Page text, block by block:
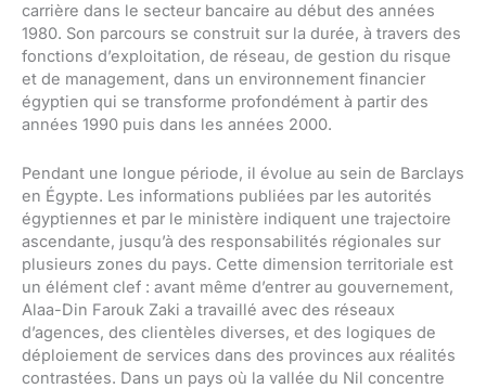
carrière dans le secteur bancaire au début des années
1980. Son parcours se construit sur la durée, à travers des
fonctions d’exploitation, de réseau, de gestion du risque
et de management, dans un environnement financier
égyptien qui se transforme profondément à partir des
années 1990 puis dans les années 2000.
Pendant une longue période, il évolue au sein de Barclays
en Égypte. Les informations publiées par les autorités
égyptiennes et par le ministère indiquent une trajectoire
ascendante, jusqu’à des responsabilités régionales sur
plusieurs zones du pays. Cette dimension territoriale est
un élément clef : avant même d’entrer au gouvernement,
Alaa-Din Farouk Zaki a travaillé avec des réseaux
d’agences, des clientèles diverses, et des logiques de
déploiement de services dans des provinces aux réalités
contrastées. Dans un pays où la vallée du Nil concentre